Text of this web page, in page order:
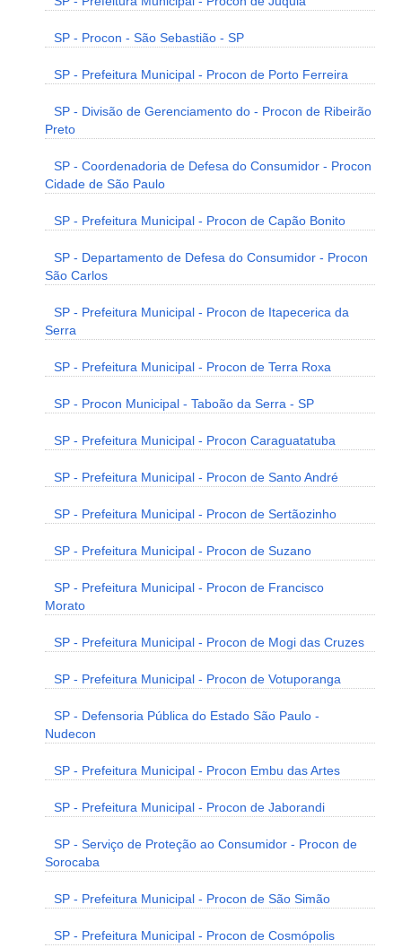
SP - Procon - São Sebastião - SP
SP - Prefeitura Municipal - Procon de Porto Ferreira
SP - Divisão de Gerenciamento do - Procon de Ribeirão
Preto
SP - Coordenadoria de Defesa do Consumidor - Procon
Cidade de São Paulo
SP - Prefeitura Municipal - Procon de Capão Bonito
SP - Departamento de Defesa do Consumidor - Procon
São Carlos
SP - Prefeitura Municipal - Procon de Itapecerica da
Serra
SP - Prefeitura Municipal - Procon de Terra Roxa
SP - Procon Municipal - Taboão da Serra - SP
SP - Prefeitura Municipal - Procon Caraguatatuba
SP - Prefeitura Municipal - Procon de Santo André
SP - Prefeitura Municipal - Procon de Sertãozinho
SP - Prefeitura Municipal - Procon de Suzano
SP - Prefeitura Municipal - Procon de Francisco
Morato
SP - Prefeitura Municipal - Procon de Mogi das Cruzes
SP - Prefeitura Municipal - Procon de Votuporanga
SP - Defensoria Pública do Estado São Paulo -
Nudecon
SP - Prefeitura Municipal - Procon Embu das Artes
SP - Prefeitura Municipal - Procon de Jaborandi
SP - Serviço de Proteção ao Consumidor - Procon de
Sorocaba
SP - Prefeitura Municipal - Procon de São Simão
SP - Prefeitura Municipal - Procon de Cosmópolis